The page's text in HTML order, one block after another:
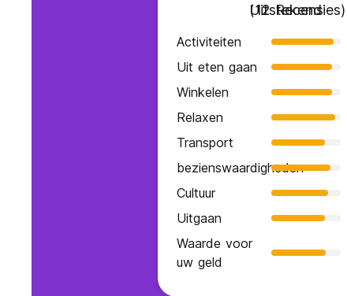
Uitstekend
(12 Recensies)
Activiteiten
Uit eten gaan
Winkelen
Relaxen
Transport
bezienswaardigheden
Cultuur
Uitgaan
Waarde voor
uw geld